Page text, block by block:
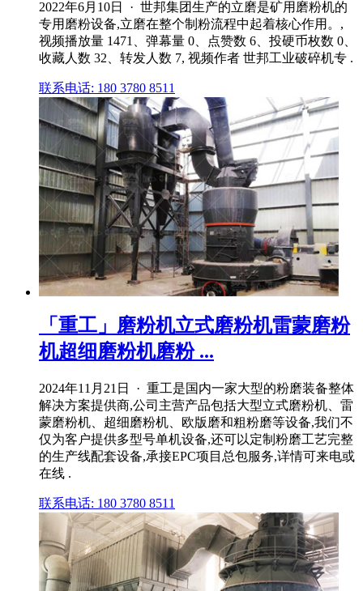
2022年6月10日 · 世邦集团生产的立磨是矿用磨粉机的
专用磨粉设备,立磨在整个制粉流程中起着核心作用。,
视频播放量 1471、弹幕量 0、点赞数 6、投硬币枚数 0、
收藏人数 32、转发人数 7, 视频作者 世邦工业破碎机专 .
联系电话: 180 3780 8511
「重工」磨粉机立式磨粉机雷蒙磨粉
机超细磨粉机磨粉 ...
2024年11月21日 · 重工是国内一家大型的粉磨装备整体
解决方案提供商,公司主营产品包括大型立式磨粉机、雷
蒙磨粉机、超细磨粉机、欧版磨和粗粉磨等设备,我们不
仅为客户提供多型号单机设备,还可以定制粉磨工艺完整
的生产线配套设备,承接EPC项目总包服务,详情可来电或
在线 .
联系电话: 180 3780 8511